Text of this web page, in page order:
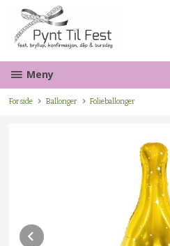
innholdet
Meny
Forside Ballonger Folieballonger
Prev